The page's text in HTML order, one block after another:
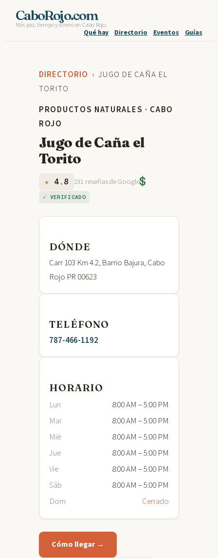
Skip
CaboRojo.com
Más paz, tiempo y dinero en Cabo Rojo.
Qué hay Directorio Eventos Guías
DIRECTORIO › JUGO DE CAÑA EL
TORITO
PRODUCTOS NATURALES · CABO
ROJO
Jugo de Caña el
Torito
★ 4.8 231 reseñas de Google$
✓ VERIFICADO
DÓNDE
Carr 103 Km 4.2, Barrio Bajura, Cabo
Rojo PR 00623
TELÉFONO
787-466-1192
HORARIO
Lun
8:00 AM – 5:00 PM
Mar
8:00 AM – 5:00 PM
Mié
8:00 AM – 5:00 PM
Jue
8:00 AM – 5:00 PM
Vie
8:00 AM – 5:00 PM
Sáb
8:00 AM – 5:00 PM
Dom
Cerrado
Cómo llegar →